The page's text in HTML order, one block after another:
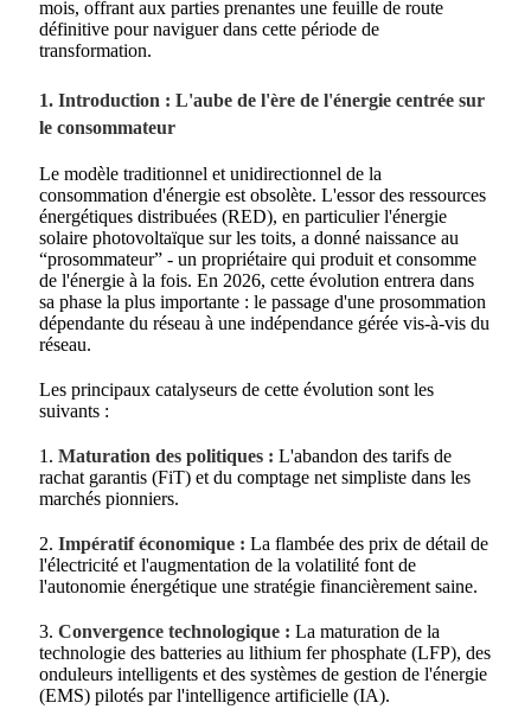
mois, offrant aux parties prenantes une feuille de route
définitive pour naviguer dans cette période de
transformation.
1. Introduction : L'aube de l'ère de l'énergie centrée sur
le consommateur
Le modèle traditionnel et unidirectionnel de la
consommation d'énergie est obsolète. L'essor des ressources
énergétiques distribuées (RED), en particulier l'énergie
solaire photovoltaïque sur les toits, a donné naissance au
“prosommateur” - un propriétaire qui produit et consomme
de l'énergie à la fois. En 2026, cette évolution entrera dans
sa phase la plus importante : le passage d'une prosommation
dépendante du réseau à une indépendance gérée vis-à-vis du
réseau.
Les principaux catalyseurs de cette évolution sont les
suivants :
1.Maturation des politiques : L'abandon des tarifs de
rachat garantis (FiT) et du comptage net simpliste dans les
marchés pionniers.
2.Impératif économique : La flambée des prix de détail de
l'électricité et l'augmentation de la volatilité font de
l'autonomie énergétique une stratégie financièrement saine.
3.Convergence technologique : La maturation de la
technologie des batteries au lithium fer phosphate (LFP), des
onduleurs intelligents et des systèmes de gestion de l'énergie
(EMS) pilotés par l'intelligence artificielle (IA).